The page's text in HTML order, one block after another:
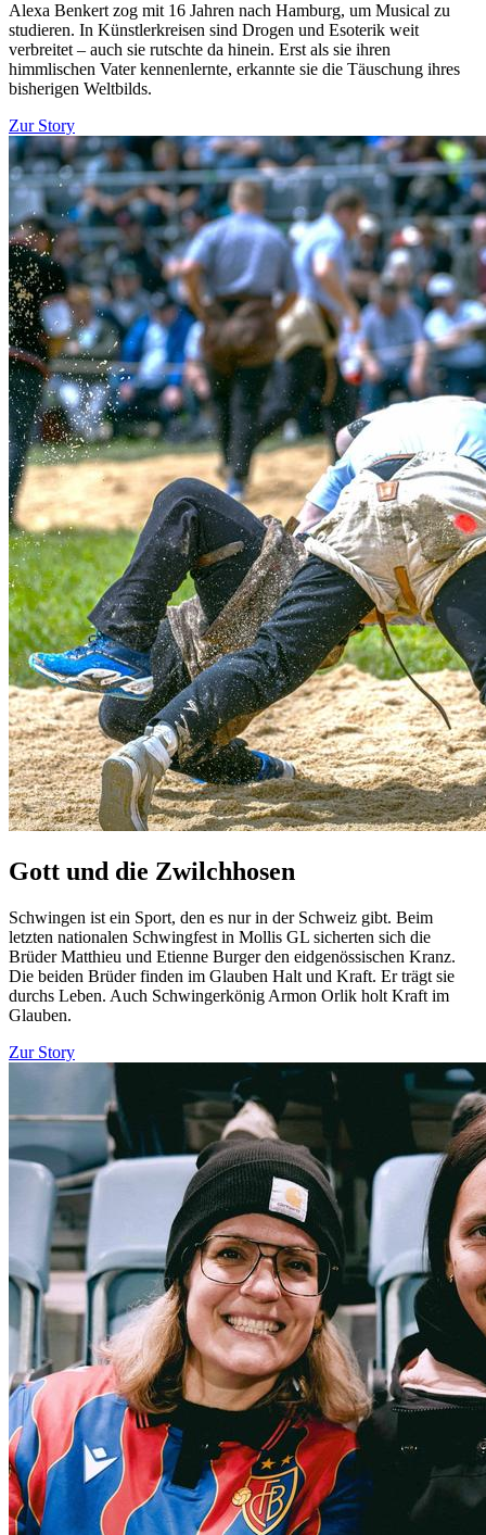
Alexa Benkert zog mit 16 Jahren nach Hamburg, um Musical zu
studieren. In Künstlerkreisen sind Drogen und Esoterik weit
verbreitet – auch sie rutschte da hinein. Erst als sie ihren
himmlischen Vater kennenlernte, erkannte sie die Täuschung ihres
bisherigen Weltbilds.
Zur Story
Gott und die Zwilchhosen
Schwingen ist ein Sport, den es nur in der Schweiz gibt. Beim
letzten nationalen Schwingfest in Mollis GL sicherten sich die
Brüder Matthieu und Etienne Burger den eidgenössischen Kranz.
Die beiden Brüder finden im Glauben Halt und Kraft. Er trägt sie
durchs Leben. Auch Schwingerkönig Armon Orlik holt Kraft im
Glauben.
Zur Story